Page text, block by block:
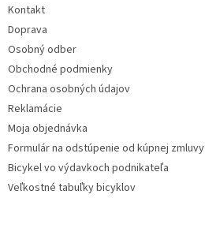
Kontakt
Doprava
Osobný odber
Obchodné podmienky
Ochrana osobných údajov
Reklamácie
Moja objednávka
Formulár na odstúpenie od kúpnej zmluvy
Bicykel vo výdavkoch podnikateľa
Veľkostné tabuľky bicyklov